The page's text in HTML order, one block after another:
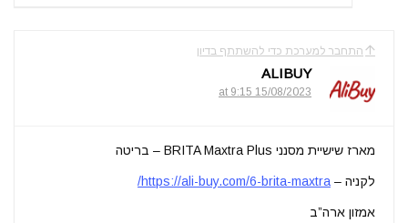
התחבר למערכת כדי להשתתף בדיון
ALIBUY
15/08/2023 at 9:15
מארז שישיית מסנני BRITA Maxtra Plus – בריטה
לקניה – https://ali-buy.com/6-brita-maxtra/
אמזון ארה”ב